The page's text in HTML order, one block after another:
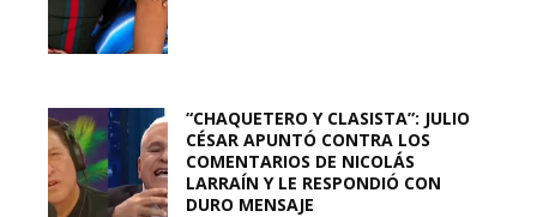
“CHAQUETERO Y CLASISTA”: JULIO
CÉSAR APUNTÓ CONTRA LOS
COMENTARIOS DE NICOLÁS
LARRAÍN Y LE RESPONDIÓ CON
DURO MENSAJE